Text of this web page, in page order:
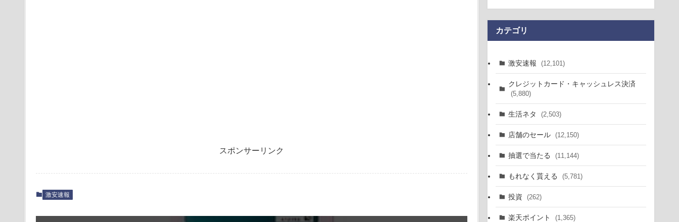
スポンサーリンク
激安速報
カテゴリ
激安速報 (12,101)
クレジットカード・キャッシュレス決済
(5,880)
生活ネタ (2,503)
店舗のセール (12,150)
抽選で当たる (11,144)
もれなく貰える (5,781)
投資 (262)
楽天ポイント (1,365)